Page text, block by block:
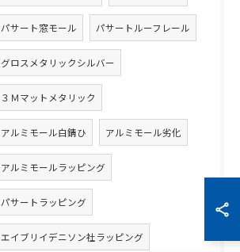
パサート窓モール パサートルーフレール
グロスメタリックシルバー
３Ｍマットメタリック
アルミモール白錆ひ アルミモール劣化
アルミモールラッピング
パサートラッピング
エイブリイデニソン社ラッピング